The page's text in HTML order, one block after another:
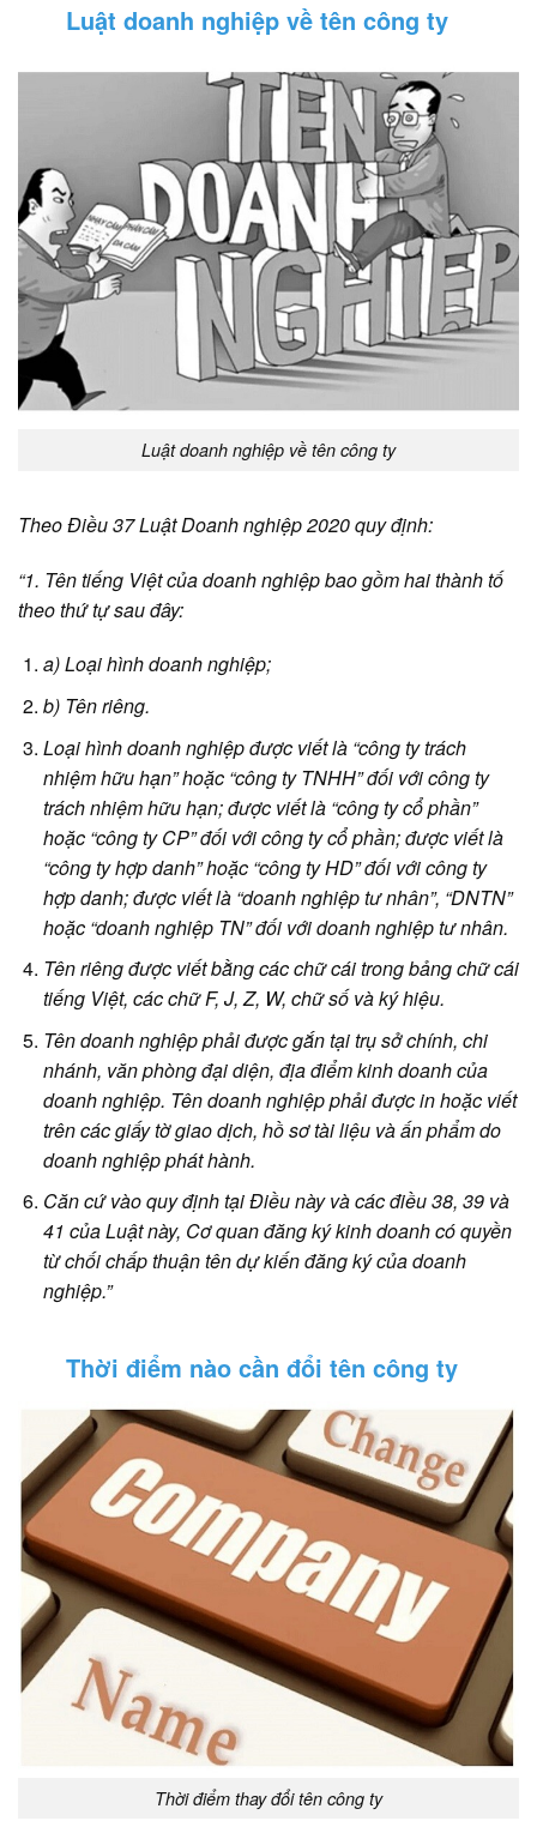
Luật doanh nghiệp về tên công ty
Luật doanh nghiệp về tên công ty
Theo Điều 37 Luật Doanh nghiệp 2020 quy định:
“1. Tên tiếng Việt của doanh nghiệp bao gồm hai thành tố
theo thứ tự sau đây:
a) Loại hình doanh nghiệp;
b) Tên riêng.
Loại hình doanh nghiệp được viết là “công ty trách
nhiệm hữu hạn” hoặc “công ty TNHH” đối với công ty
trách nhiệm hữu hạn; được viết là “công ty cổ phần”
hoặc “công ty CP” đối với công ty cổ phần; được viết là
“công ty hợp danh” hoặc “công ty HD” đối với công ty
hợp danh; được viết là “doanh nghiệp tư nhân”, “DNTN”
hoặc “doanh nghiệp TN” đối với doanh nghiệp tư nhân.
Tên riêng được viết bằng các chữ cái trong bảng chữ cái
tiếng Việt, các chữ F, J, Z, W, chữ số và ký hiệu.
Tên doanh nghiệp phải được gắn tại trụ sở chính, chi
nhánh, văn phòng đại diện, địa điểm kinh doanh của
doanh nghiệp. Tên doanh nghiệp phải được in hoặc viết
trên các giấy tờ giao dịch, hồ sơ tài liệu và ấn phẩm do
doanh nghiệp phát hành.
Căn cứ vào quy định tại Điều này và các điều 38, 39 và
41 của Luật này, Cơ quan đăng ký kinh doanh có quyền
từ chối chấp thuận tên dự kiến đăng ký của doanh
nghiệp.”
Thời điểm nào cần đổi tên công ty
Thời điểm thay đổi tên công ty